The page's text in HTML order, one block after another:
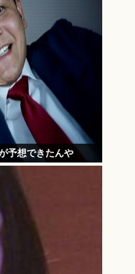
予想できたんや